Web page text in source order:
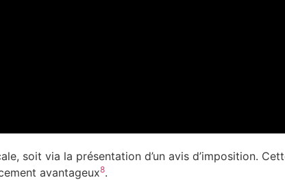
soit via la présentation d’un avis d’imposition.
avantageux8.